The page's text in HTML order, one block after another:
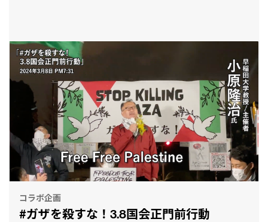
コラボ企画
#ガザを殺すな！3.8国会正門前行動